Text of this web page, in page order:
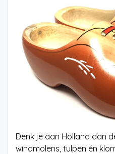
Denk je aan Holland dan
windmolens, tulpen én